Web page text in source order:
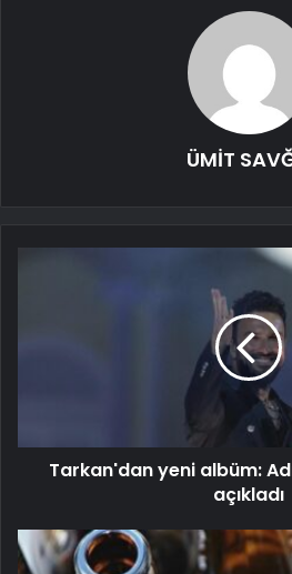
ÜMİT
Tarkan'dan yeni albüm:
açıkladı